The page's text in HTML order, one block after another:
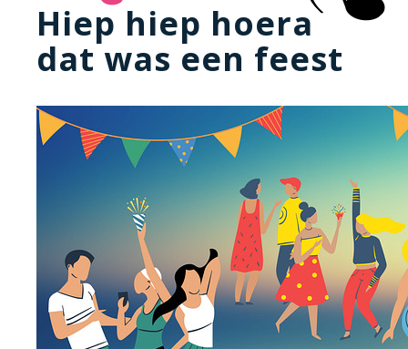
Hiep hiep hoera
dat was een feest